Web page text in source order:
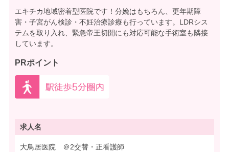
エキチカ地域密着型医院です！分娩はもちろん、更年期障
害・子宮がん検診・不妊治療診療も行っています。LDRシス
テムを取り入れ、緊急帝王切開にも対応可能な手術室も隣接
しています。
PRポイント
求人名
大鳥居医院 ＠2交替・正看護師